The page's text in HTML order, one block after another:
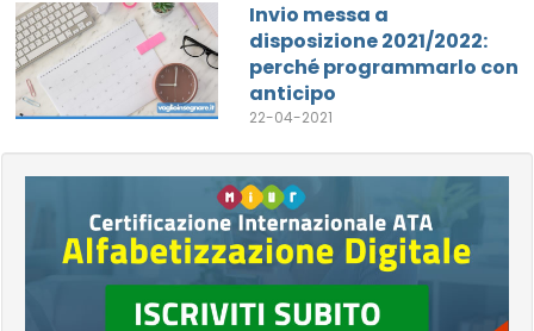
Invio messa a
disposizione 2021/2022:
perché programmarlo con
anticipo
22-04-2021